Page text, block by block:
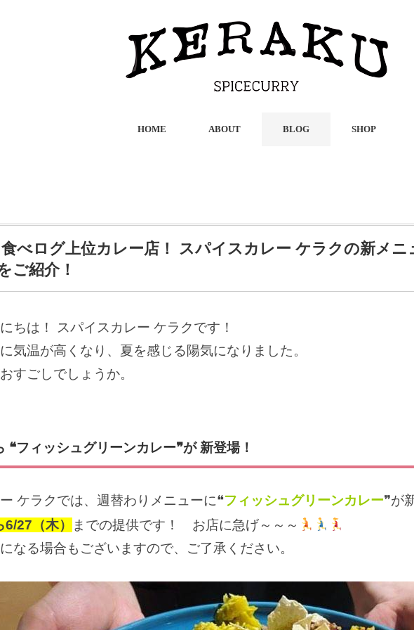
HOME ABOUT BLOG SHOP
食べログ上位カレー店！ スパイスカレー ケラクの新メ
ご紹介！
ちは！ スパイスカレー ケラクです！
気温が高くなり、夏を感じる陽気になりました。
すごしでしょうか。
❝フィッシュグリーンカレー❞が 新登場！
ケラクでは、週替わりメニューに❝フィッシュグリーンカレー❞が
27（木）
までの提供です！ お店に急げ～～～
なる場合もございますので、ご了承ください。